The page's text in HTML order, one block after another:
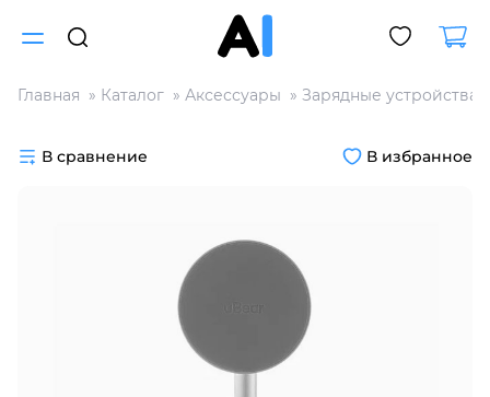
Главная Каталог Аксессуары Зарядные устройства
В сравнение В избранное
Разбейте
без переплат
График платежей